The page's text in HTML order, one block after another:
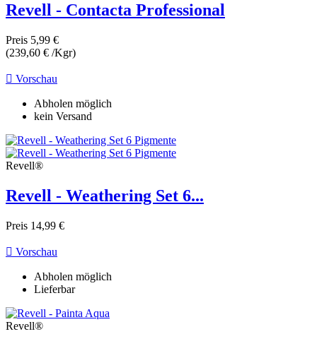
Revell - Contacta Professional
Preis 5,99 €
(239,60 € /Kgr)
 Vorschau
Abholen möglich
kein Versand
Revell®
Revell - Weathering Set 6...
Preis 14,99 €
 Vorschau
Abholen möglich
Lieferbar
Revell®